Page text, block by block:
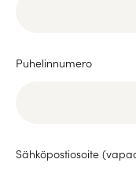
Puhelinnumero
Sähköpostiosoite